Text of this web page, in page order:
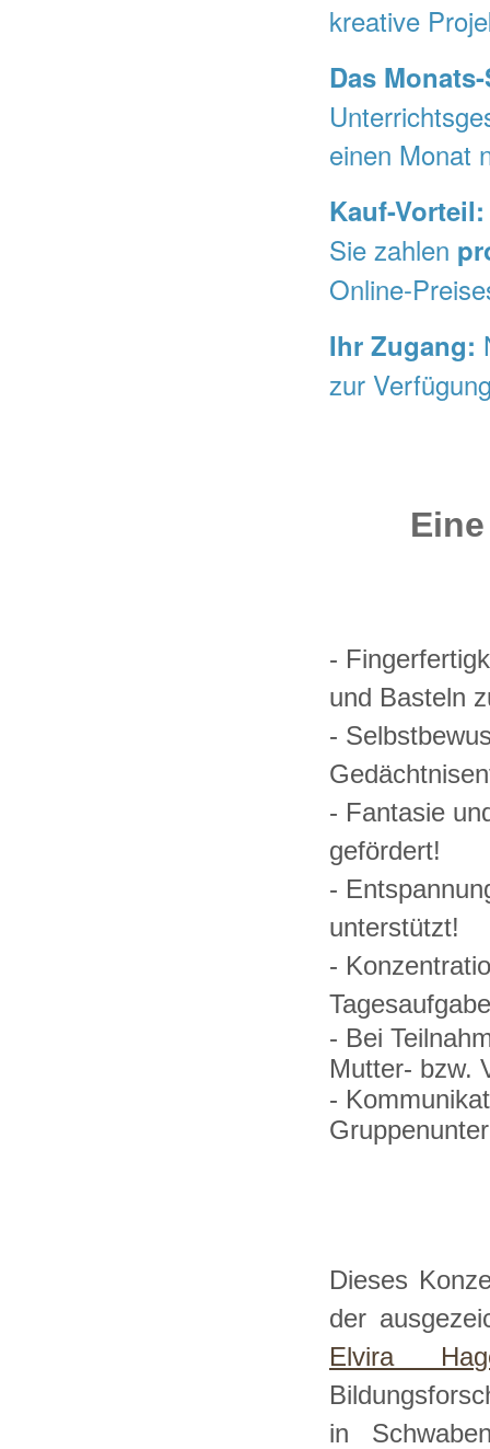
kreative
Das
einen Monat
Kauf-Vorteil:
Sie zahlen
Online-
Ihr Zugang:
zur
-
und Basteln
-
- Fantasie
gefördert!
-
unterstützt!
-
- Bei
Mutter- bzw.
-
Dieses
der
Elvira
in